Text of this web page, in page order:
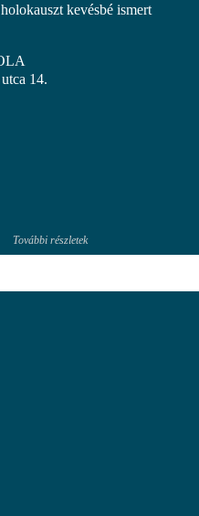
kevésbé ismert
14.
További részletek